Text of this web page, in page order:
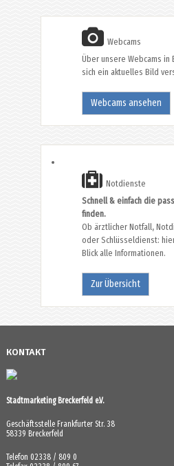
Webcams
Über unsere Webcams in
sich ein aktuelles Bild
Webcams ansehen
Notdienste
Schnell & einfach die
finden.
Ob ärztlicher Notfall,
oder Schlüsseldienst:
Blick alle Informationen.
Zur Übersicht
KONTAKT
Stadtmarketing Breckerfeld e.V.
Geschäftsstelle Frankfurter Str. 38
58339 Breckerfeld
Telefon 02338 / 809 0